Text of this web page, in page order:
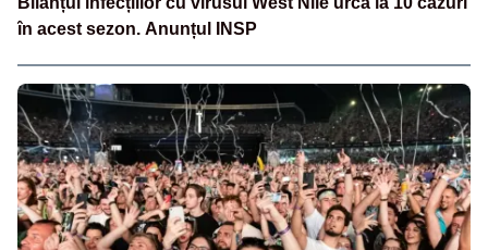
în acest sezon. Anunțul INSP